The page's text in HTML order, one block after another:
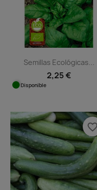
Semillas Ecológicas...
2,25 €
Disponible
favorite_border